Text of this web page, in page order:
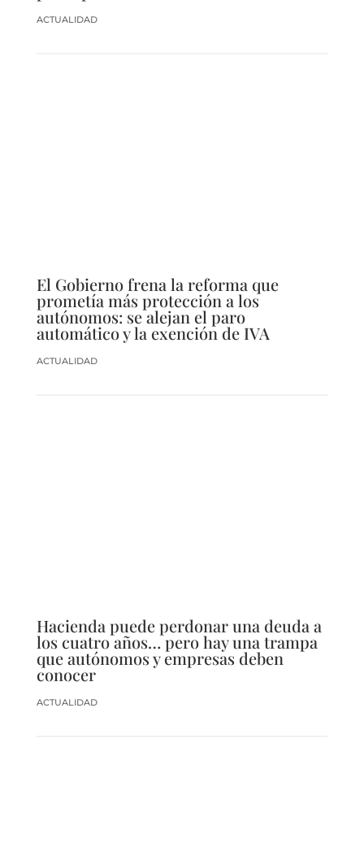
ACTUALIDAD
El Gobierno frena la reforma que
prometía más protección a los
autónomos: se alejan el paro
automático y la exención de IVA
ACTUALIDAD
Hacienda puede perdonar una deuda a
los cuatro años… pero hay una trampa
que autónomos y empresas deben
conocer
ACTUALIDAD